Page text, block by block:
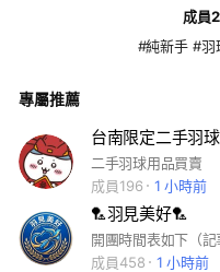
成員
#純新手 #羽
專屬推薦
台南限定二手羽
二手羽球用品買賣
成員196
1 小時前
🏸羽見美好🏸
成員458
1 小時前